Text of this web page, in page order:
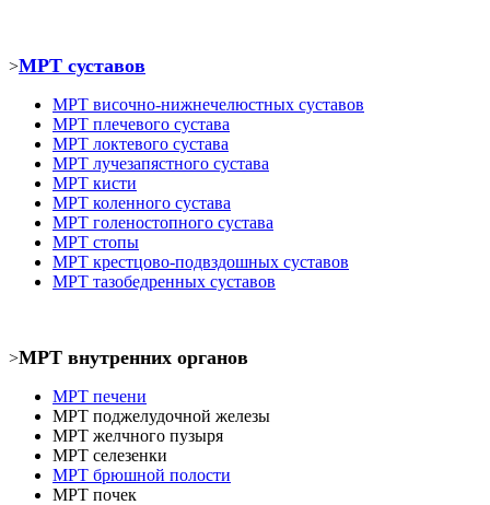
>МРТ суставов
МРТ височно-нижнечелюстных суставов
МРТ плечевого сустава
МРТ локтевого сустава
МРТ лучезапястного сустава
МРТ кисти
МРТ коленного сустава
МРТ голеностопного сустава
МРТ стопы
МРТ крестцово-подвздошных суставов
МРТ тазобедренных суставов
>МРТ внутренних органов
МРТ печени
МРТ поджелудочной железы
МРТ желчного пузыря
МРТ селезенки
МРТ брюшной полости
МРТ почек